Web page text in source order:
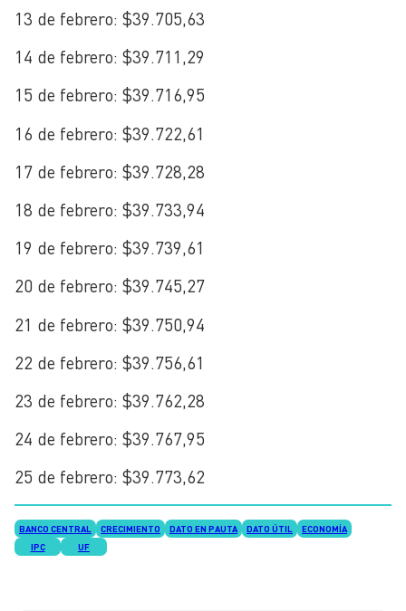
13 de febrero: $39.705,63
14 de febrero: $39.711,29
15 de febrero: $39.716,95
16 de febrero: $39.722,61
17 de febrero: $39.728,28
18 de febrero: $39.733,94
19 de febrero: $39.739,61
20 de febrero: $39.745,27
21 de febrero: $39.750,94
22 de febrero: $39.756,61
23 de febrero: $39.762,28
24 de febrero: $39.767,95
25 de febrero: $39.773,62
BANCO CENTRAL CRECIMIENTO DATO EN PAUTA DATO ÚTIL
ECONOMÍA
IPC
UF